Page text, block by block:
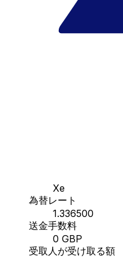
Xe
為替レート
1.336500
送金手数料
0 GBP
受取人が受け取る額